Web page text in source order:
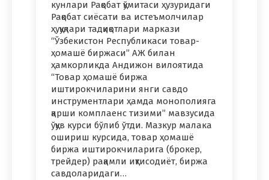
кунлари Рақобат қўмитаси ҳузуридаги
Рақобат сиёсати ва истеъмолчилар
ҳуқуқлари тадқиқотлари маркази
“Ўзбекистон Республикаси товар-
ҳомашё биржаси” АЖ билан
ҳамкорликда Андижон вилоятида
“Товар ҳомашё биржа
иштирокчиларини янги савдо
инструментлари ҳамда монополияга
қарши комплаенс тизими” мавзусида
ўқув курси бўлиб ўтди. Мазкур малака
ошириш курсида, товар ҳомашё
биржа иштирокчиларига (брокер,
трейдер) рақамли иқтисодиёт, биржа
савдоларидаги…